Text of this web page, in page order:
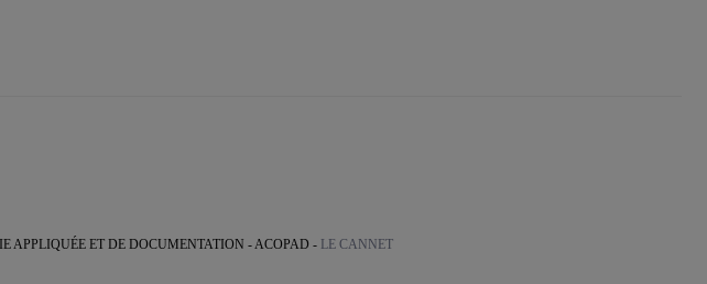
APPLIQUÉE ET DE DOCUMENTATION - ACOPAD - LE CANNET